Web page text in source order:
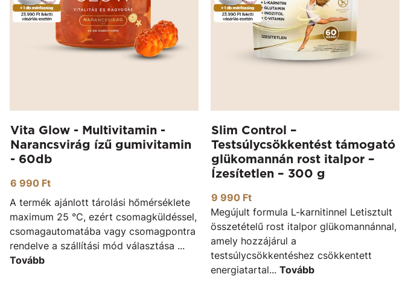
Vita Glow - Multivitamin -
Narancsvirág ízű gumivitamin
- 60db
6 990 Ft
A termék ajánlott tárolási hőmérséklete
maximum 25 °C, ezért csomagküldéssel,
csomagautomatába vagy csomagpontra
rendelve a szállítási mód választása ...
Tovább
Slim Control –
Testsúlycsökkentést támogató
glükomannán rost italpor –
Ízesítetlen – 300 g
9 990 Ft
Megújult formula L-karnitinnel Letisztult
összetételű rost italpor glükomannánnal,
amely hozzájárul a
testsúlycsökkentéshez csökkentett
energiatartal... Tovább